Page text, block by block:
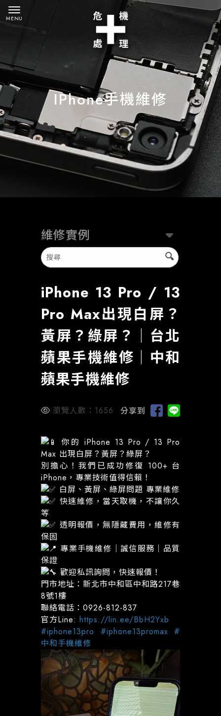
IPhone手機維修
維修實例
iPhone 13 Pro / 13
Pro Max出現白屏？
黃屏？綠屏？｜台北
蘋果手機維修｜中和
蘋果手機維修
分享到
瀏覽人數： 1656
你的 iPhone 13 Pro / 13 Pro
Max 出現白屏？黃屏？綠屏？
別擔心！我們已成功修復 100+ 台
iPhone，專業技術值得信賴！
白屏、黃屏、綠屏問題 專業維修
快速維修，當天取機，不讓你久
等
透明報價，無隱藏費用，維修有
保固
專業手機維修｜誠信服務｜品質
保證
歡迎私訊詢問，快速報價！
門市地址：新北市中和區中和路217巷
8號1樓
聯絡電話：0926-812-837
官方Line: https://lin.ee/BbH2Yxb
#iphone13pro
#iphone13promax
#
中和手機維修